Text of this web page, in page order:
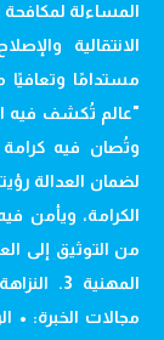
المساءلة لمكافحة
الانتقالية
مستدامًا وتعافيًا
"عالم تُكشف فيه
وتُصان فيه كرامة
لضمان العدالة
الكرامة، ويأمن
مجالات الخبرة: •